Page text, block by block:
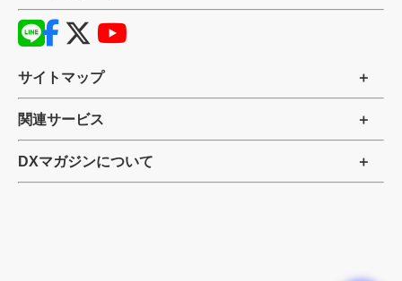
サイトマップ
関連サービス
DXマガジンについて